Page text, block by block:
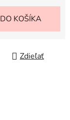
DO KOŠÍKA
Zdieľať